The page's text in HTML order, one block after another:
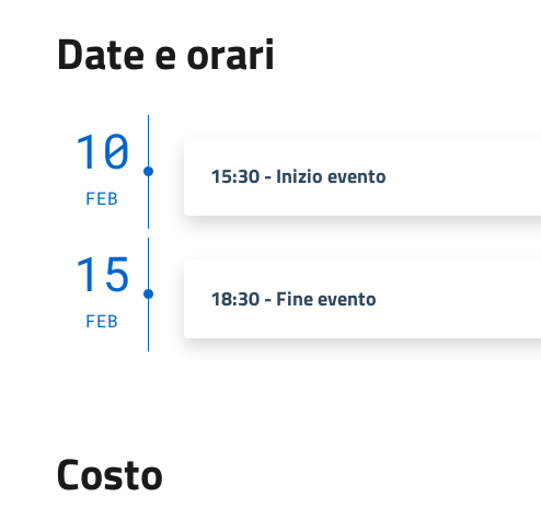
Date e orari
10
FEB
15:30 - Inizio evento
15
FEB
18:30 - Fine evento
Costo